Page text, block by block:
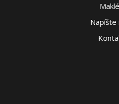
Napíšte